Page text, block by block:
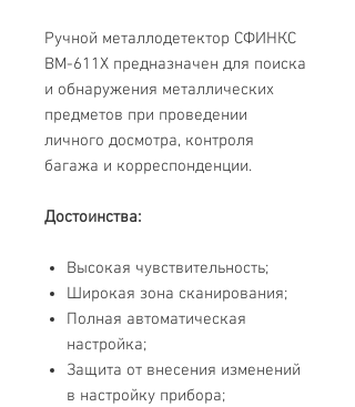
Ручной металлодетектор СФИНКС
ВМ-611Х предназначен для поиска
и обнаружения металлических
предметов при проведении
личного досмотра, контроля
багажа и корреспонденции.
Достоинства:
Высокая чувствительность;
Широкая зона сканирования;
Полная автоматическая
настройка;
Защита от внесения изменений
в настройку прибора;